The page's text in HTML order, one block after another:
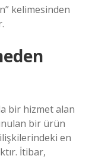
bir hizmet alan
bir ürün
en
İtibar,